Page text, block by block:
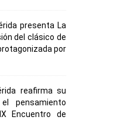
presenta La
del clásico de
por
reafirma su
pensamiento
Encuentro de